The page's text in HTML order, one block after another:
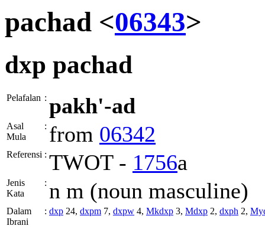
pachad <06343>
dxp pachad
Pelafalan : pakh'-ad
Asal
Mula
: from 06342
Referensi : TWOT - 1756a
Jenis
Kata
: n m (noun masculine)
Dalam
Ibrani
: dxp 24, dxpm 7, dxpw 4, Mkdxp 3, Mdxp 2, dxph 2,